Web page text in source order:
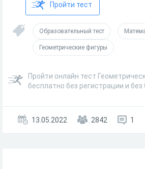
Пройти тест
Образовательный тест
Геометрические фигуры
Пройти онлайн тест
бесплатно без регистрации и
13.05.2022 2842 1